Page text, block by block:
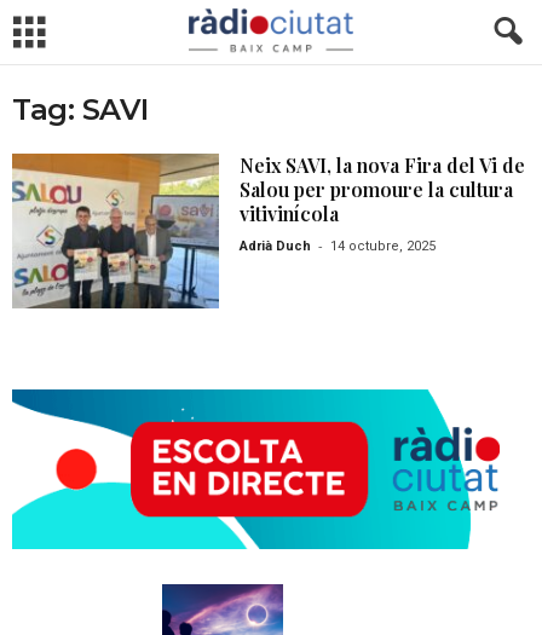
Tag: SAVI
Neix SAVI, la nova Fira del Vi de
Salou per promoure la cultura
vitivinícola
Adrià Duch - 14 octubre, 2025